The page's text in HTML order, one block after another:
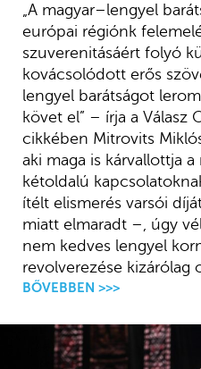
„A magyar–lengyel
európai régiónk
szuverenitásáért folyó
kovácsolódott erős
lengyel barátságot
követ el” – írja a
cikkében Mitrovits
aki maga is kárvallottja
kétoldalú
ítélt elismerés varsói
miatt elmaradt –, úgy
nem kedves lengyel
revolverezése kizárólag
BŐVEBBEN >>>